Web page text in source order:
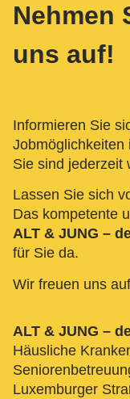
Nehmen
uns auf!
Informieren Sie
Jobmöglichkeiten
Sie sind jederzeit
Lassen Sie sich
Das kompetente
ALT & JUNG –
für Sie da.
Wir freuen uns
ALT & JUNG –
Häusliche
Luxemburger